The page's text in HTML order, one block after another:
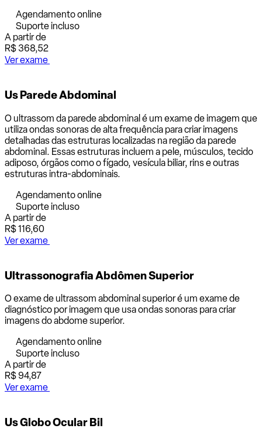
Agendamento online
Suporte incluso
A partir de
R$ 368,52
Ver exame
Us Parede Abdominal
O ultrassom da parede abdominal é um exame de imagem que
utiliza ondas sonoras de alta frequência para criar imagens
detalhadas das estruturas localizadas na região da parede
abdominal. Essas estruturas incluem a pele, músculos, tecido
adiposo, órgãos como o fígado, vesícula biliar, rins e outras
estruturas intra-abdominais.
Agendamento online
Suporte incluso
A partir de
R$ 116,60
Ver exame
Ultrassonografia Abdômen Superior
O exame de ultrassom abdominal superior é um exame de
diagnóstico por imagem que usa ondas sonoras para criar
imagens do abdome superior.
Agendamento online
Suporte incluso
A partir de
R$ 94,87
Ver exame
Us Globo Ocular Bil